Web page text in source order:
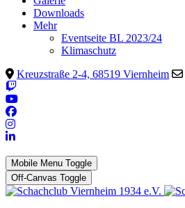
Downloads
Mehr
Eventseite BL 2023/24
Klimaschutz
Kreuzstraße 2-4, 68519 Viernheim
Mobile Menu Toggle
Off-Canvas Toggle